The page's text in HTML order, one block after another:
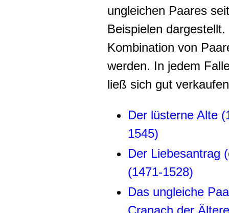
ungleichen Paares
Beispielen
Kombination von
werden. In jedem
ließ sich gut
Der lüsterne Alte
1545)
Der Liebesantrag
(1471-1528)
Das ungleiche
Cranach der